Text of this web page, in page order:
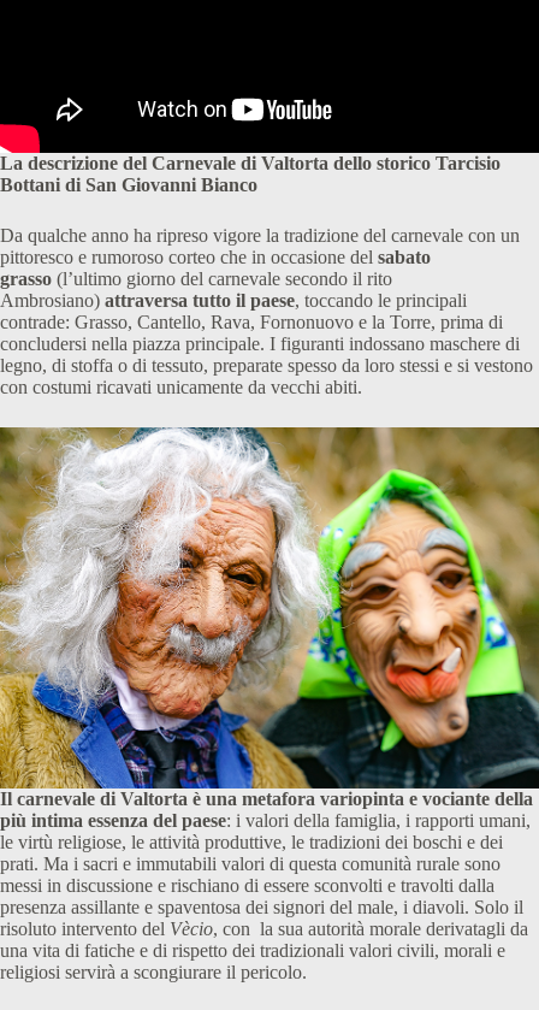
La descrizione del Carnevale di Valtorta dello storico Tarcisio
Bottani di San Giovanni Bianco
Da qualche anno ha ripreso vigore la tradizione del carnevale con un
pittoresco e rumoroso corteo che in occasione del sabato
grasso (l’ultimo giorno del carnevale secondo il rito
Ambrosiano) attraversa tutto il paese, toccando le principali
contrade: Grasso, Cantello, Rava, Fornonuovo e la Torre, prima di
concludersi nella piazza principale. I figuranti indossano maschere di
legno, di stoffa o di tessuto, preparate spesso da loro stessi e si vestono
con costumi ricavati unicamente da vecchi abiti.
Il carnevale di Valtorta è una metafora variopinta e vociante della
più intima essenza del paese: i valori della famiglia, i rapporti umani,
le virtù religiose, le attività produttive, le tradizioni dei boschi e dei
prati. Ma i sacri e immutabili valori di questa comunità rurale sono
messi in discussione e rischiano di essere sconvolti e travolti dalla
presenza assillante e spaventosa dei signori del male, i diavoli. Solo il
risoluto intervento del Vècio, con la sua autorità morale derivatagli da
una vita di fatiche e di rispetto dei tradizionali valori civili, morali e
religiosi servirà a scongiurare il pericolo.